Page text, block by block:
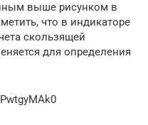
выше рисунком в
что в индикаторе
скользящей
для определения